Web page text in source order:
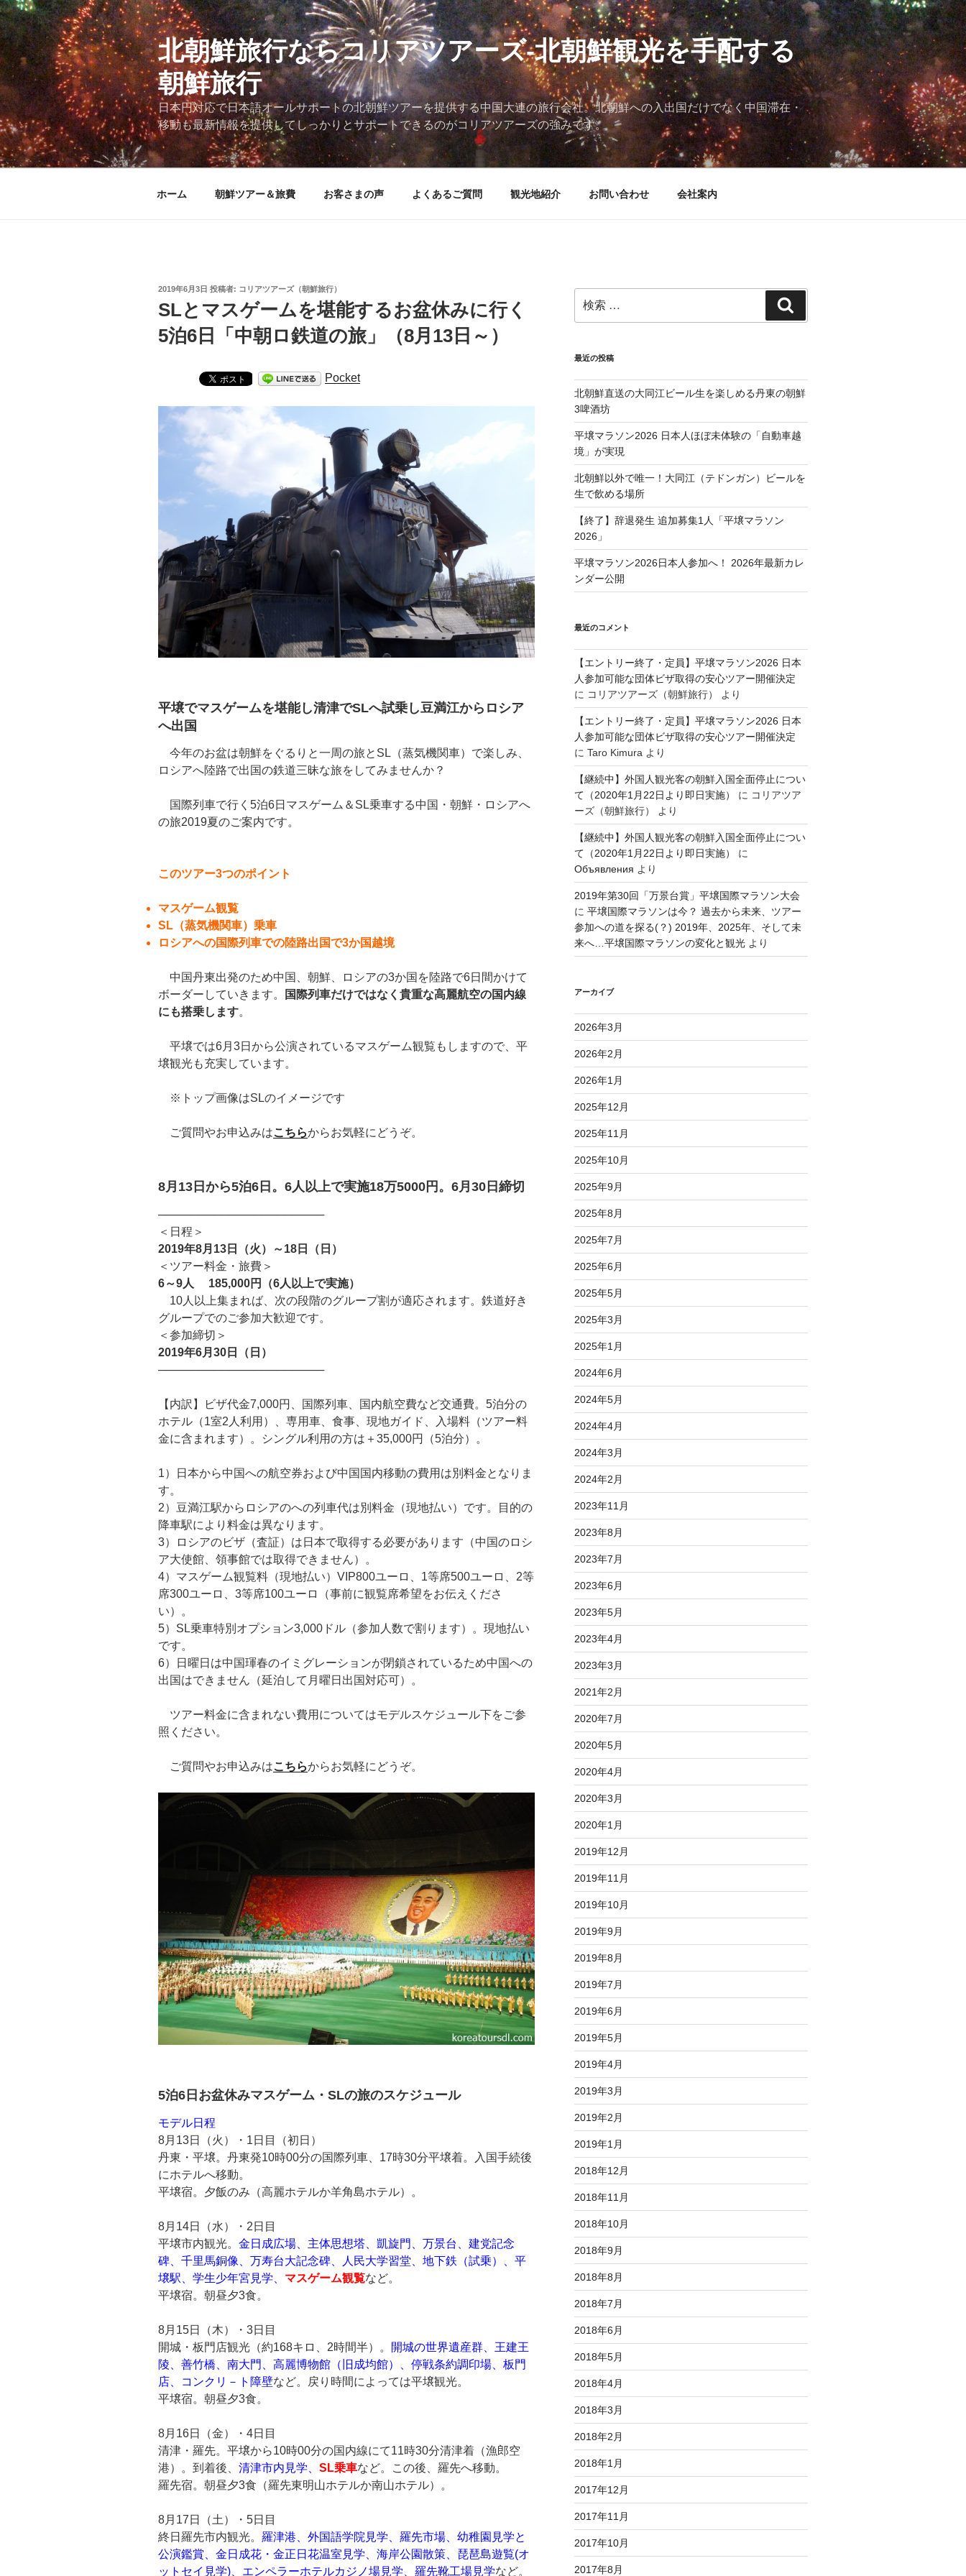
コ
ン
テ
ン
ツ
へ
ス
キ
ッ
プ
北朝鮮旅行ならコリアツアーズ-北朝鮮観光を手配する
朝鮮旅行
日本円対応で日本語オールサポートの北朝鮮ツアーを提供する中国大連の旅行会社。北朝鮮への入出国だけでなく中国滞在・
移動も最新情報を提供してしっかりとサポートできるのがコリアツアーズの強みです。
ホーム 朝鮮ツアー＆旅費 お客さまの声 よくあるご質問 観光地紹介 お問い合わせ 会社案内
投
日:
2019年6月3日 投稿者: コリアツアーズ（朝鮮旅行）
SLとマスゲームを堪能するお盆休みに行く
5泊6日「中朝ロ鉄道の旅」（8月13日～）
Pocket
平壌でマスゲームを堪能し清津でSLへ試乗し豆満江からロシア
へ出国
今年のお盆は朝鮮をぐるりと一周の旅とSL（蒸気機関車）で楽しみ、
ロシアへ陸路で出国の鉄道三昧な旅をしてみませんか？
国際列車で行く5泊6日マスゲーム＆SL乗車する中国・朝鮮・ロシアへ
の旅2019夏のご案内です。
このツアー3つのポイント
マスゲーム観覧
SL（蒸気機関車）乗車
ロシアへの国際列車での陸路出国で3か国越境
中国丹東出発のため中国、朝鮮、ロシアの3か国を陸路で6日間かけて
ボーダーしていきます。
国際列車だけではなく貴重な高麗航空の国内線
にも搭乗します。
平壌では6月3日から公演されているマスゲーム観覧もしますので、平
壌観光も充実しています。
※トップ画像はSLのイメージです
ご質問やお申込みはこちらからお気軽にどうぞ。
8月13日から5泊6日。6人以上で実施18万5000円。6月30日締切
─────────────────────
＜日程＞
2019年8月13日（火）～18日（日）
＜ツアー料金・旅費＞
6～9人 185,000円（6人以上で実施）
10人以上集まれば、次の段階のグループ割が適応されます。鉄道好き
グループでのご参加大歓迎です。
＜参加締切＞
2019年6月30日（日）
─────────────────────
【内訳】ビザ代金7,000円、国際列車、国内航空費など交通費。5泊分の
ホテル（1室2人利用）、専用車、食事、現地ガイド、入場料（ツアー料
金に含まれます）。シングル利用の方は＋35,000円（5泊分）。
1）日本から中国への航空券および中国国内移動の費用は別料金となりま
す。
2）豆満江駅からロシアのへの列車代は別料金（現地払い）です。目的の
降車駅により料金は異なります。
3）ロシアのビザ（査証）は日本で取得する必要があります（中国のロシ
ア大使館、領事館では取得できません）。
4）マスゲーム観覧料（現地払い）VIP800ユーロ、1等席500ユーロ、2等
席300ユーロ、3等席100ユーロ（事前に観覧席希望をお伝えくださ
い）。
5）SL乗車特別オプション3,000ドル（参加人数で割ります）。現地払い
です。
6）日曜日は中国琿春のイミグレーションが閉鎖されているため中国への
出国はできません（延泊して月曜日出国対応可）。
ツアー料金に含まれない費用についてはモデルスケジュール下をご参
照ください。
ご質問やお申込みはこちらからお気軽にどうぞ。
5泊6日お盆休みマスゲーム・SLの旅のスケジュール
モデル日程
8月13日（火）・1日目（初日）
丹東・平壌。丹東発10時00分の国際列車、17時30分平壌着。入国手続後
にホテルへ移動。
平壌宿。夕飯のみ（高麗ホテルか羊角島ホテル）。
8月14日（水）・2日目
平壌市内観光。 金日成広場、主体思想塔、凱旋門、万景台、建党記念
碑、千里馬銅像、万寿台大記念碑、人民大学習堂、地下鉄（試乗）、平
壌駅、学生少年宮見学、 マスゲーム観覧など。
平壌宿。朝昼夕3食。
8月15日（木）・3日目
開城・板門店観光（約168キロ、2時間半）。
開城の世界遺産群、王建王
陵、善竹橋、南大門、高麗博物館（旧成均館）、停戦条約調印場、板門
店、コンクリ－ト障壁など。戻り時間によっては平壌観光。
平壌宿。朝昼夕3食。
8月16日（金）・4日目
清津・羅先。平壌から10時00分の国内線にて11時30分清津着（漁郎空
港）。到着後、 清津市内見学、 SL乗車など。この後、羅先へ移動。
羅先宿。朝昼夕3食（羅先東明山ホテルか南山ホテル）。
8月17日（土）・5日目
終日羅先市内観光。 羅津港、外国語学院見学、羅先市場、幼稚園見学と
公演鑑賞、金日成花・金正日花温室見学、海岸公園散策、琵琶島遊覧(オ
ットセイ見学)、エンペラーホテルカジノ場見学、羅先靴工場見学など。
索:
索
最近の投稿
北朝鮮直送の大同江ビール生を楽しめる丹東の朝鮮
3啤酒坊
平壌マラソン2026 日本人ほぼ未体験の「自動車越
境」が実現
北朝鮮以外で唯一！大同江（テドンガン）ビールを
生で飲める場所
【終了】辞退発生 追加募集1人「平壌マラソン
2026」
平壌マラソン2026日本人参加へ！ 2026年最新カレ
ンダー公開
最近のコメント
【エントリー終了・定員】平壌マラソン2026 日本
人参加可能な団体ビザ取得の安心ツアー開催決定
に コリアツアーズ（朝鮮旅行） より
【エントリー終了・定員】平壌マラソン2026 日本
人参加可能な団体ビザ取得の安心ツアー開催決定
に Taro Kimuraより
【継続中】外国人観光客の朝鮮入国全面停止につい
て（2020年1月22日より即日実施）
に コリアツア
ーズ（朝鮮旅行）
より
【継続中】外国人観光客の朝鮮入国全面停止につい
て（2020年1月22日より即日実施）
に
Объявления より
2019年第30回「万景台賞」平壌国際マラソン大会
に 平壌国際マラソンは今？ 過去から未来、ツアー
参加への道を探る(？) 2019年、2025年、そして未
来へ…平壌国際マラソンの変化と観光より
アーカイブ
2026年3月
2026年2月
2026年1月
2025年12月
2025年11月
2025年10月
2025年9月
2025年8月
2025年7月
2025年6月
2025年5月
2025年3月
2025年1月
2024年6月
2024年5月
2024年4月
2024年3月
2024年2月
2023年11月
2023年8月
2023年7月
2023年6月
2023年5月
2023年4月
2023年3月
2021年2月
2020年7月
2020年5月
2020年4月
2020年3月
2020年1月
2019年12月
2019年11月
2019年10月
2019年9月
2019年8月
2019年7月
2019年6月
2019年5月
2019年4月
2019年3月
2019年2月
2019年1月
2018年12月
2018年11月
2018年10月
2018年9月
2018年8月
2018年7月
2018年6月
2018年5月
2018年4月
2018年3月
2018年2月
2018年1月
2017年12月
2017年11月
2017年10月
2017年8月